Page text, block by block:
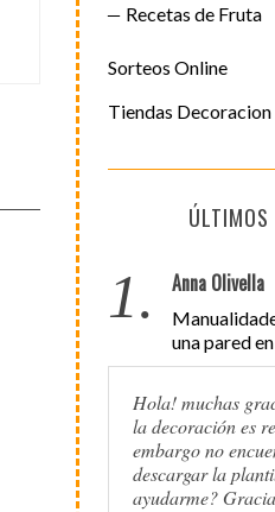
Recetas de Fruta
Sorteos Online
Tiendas Decoracion
ÚLTIMOS
1. Anna Olivella
una pared
Hola! muchas
la decoración es
embargo no
descargar la
ayudarme?